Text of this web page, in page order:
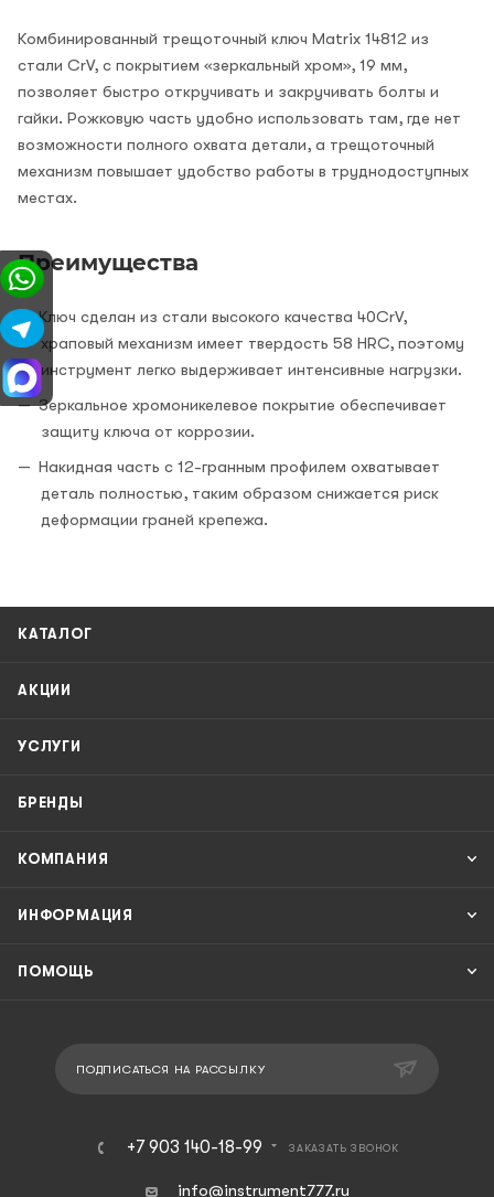
Комбинированный трещоточный ключ Matrix 14812 из
стали CrV, с покрытием «зеркальный хром», 19 мм,
позволяет быстро откручивать и закручивать болты и
гайки. Рожковую часть удобно использовать там, где нет
возможности полного охвата детали, а трещоточный
механизм повышает удобство работы в труднодоступных
местах.
Преимущества
Ключ сделан из стали высокого качества 40CrV,
храповый механизм имеет твердость 58 HRC, поэтому
инструмент легко выдерживает интенсивные нагрузки.
Зеркальное хромоникелевое покрытие обеспечивает
защиту ключа от коррозии.
Накидная часть с 12-гранным профилем охватывает
деталь полностью, таким образом снижается риск
деформации граней крепежа.
КАТАЛОГ
АКЦИИ
УСЛУГИ
БРЕНДЫ
КОМПАНИЯ
ИНФОРМАЦИЯ
ПОМОЩЬ
ПОДПИСАТЬСЯ НА РАССЫЛКУ
+7 903 140-18-99 ЗАКАЗАТЬ ЗВОНОК
info@instrument777.ru